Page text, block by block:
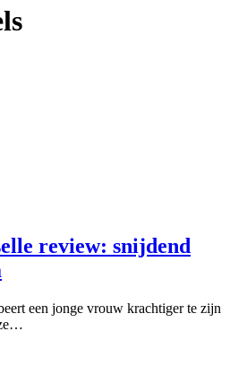
review: snijdend
een jonge vrouw krachtiger te zijn